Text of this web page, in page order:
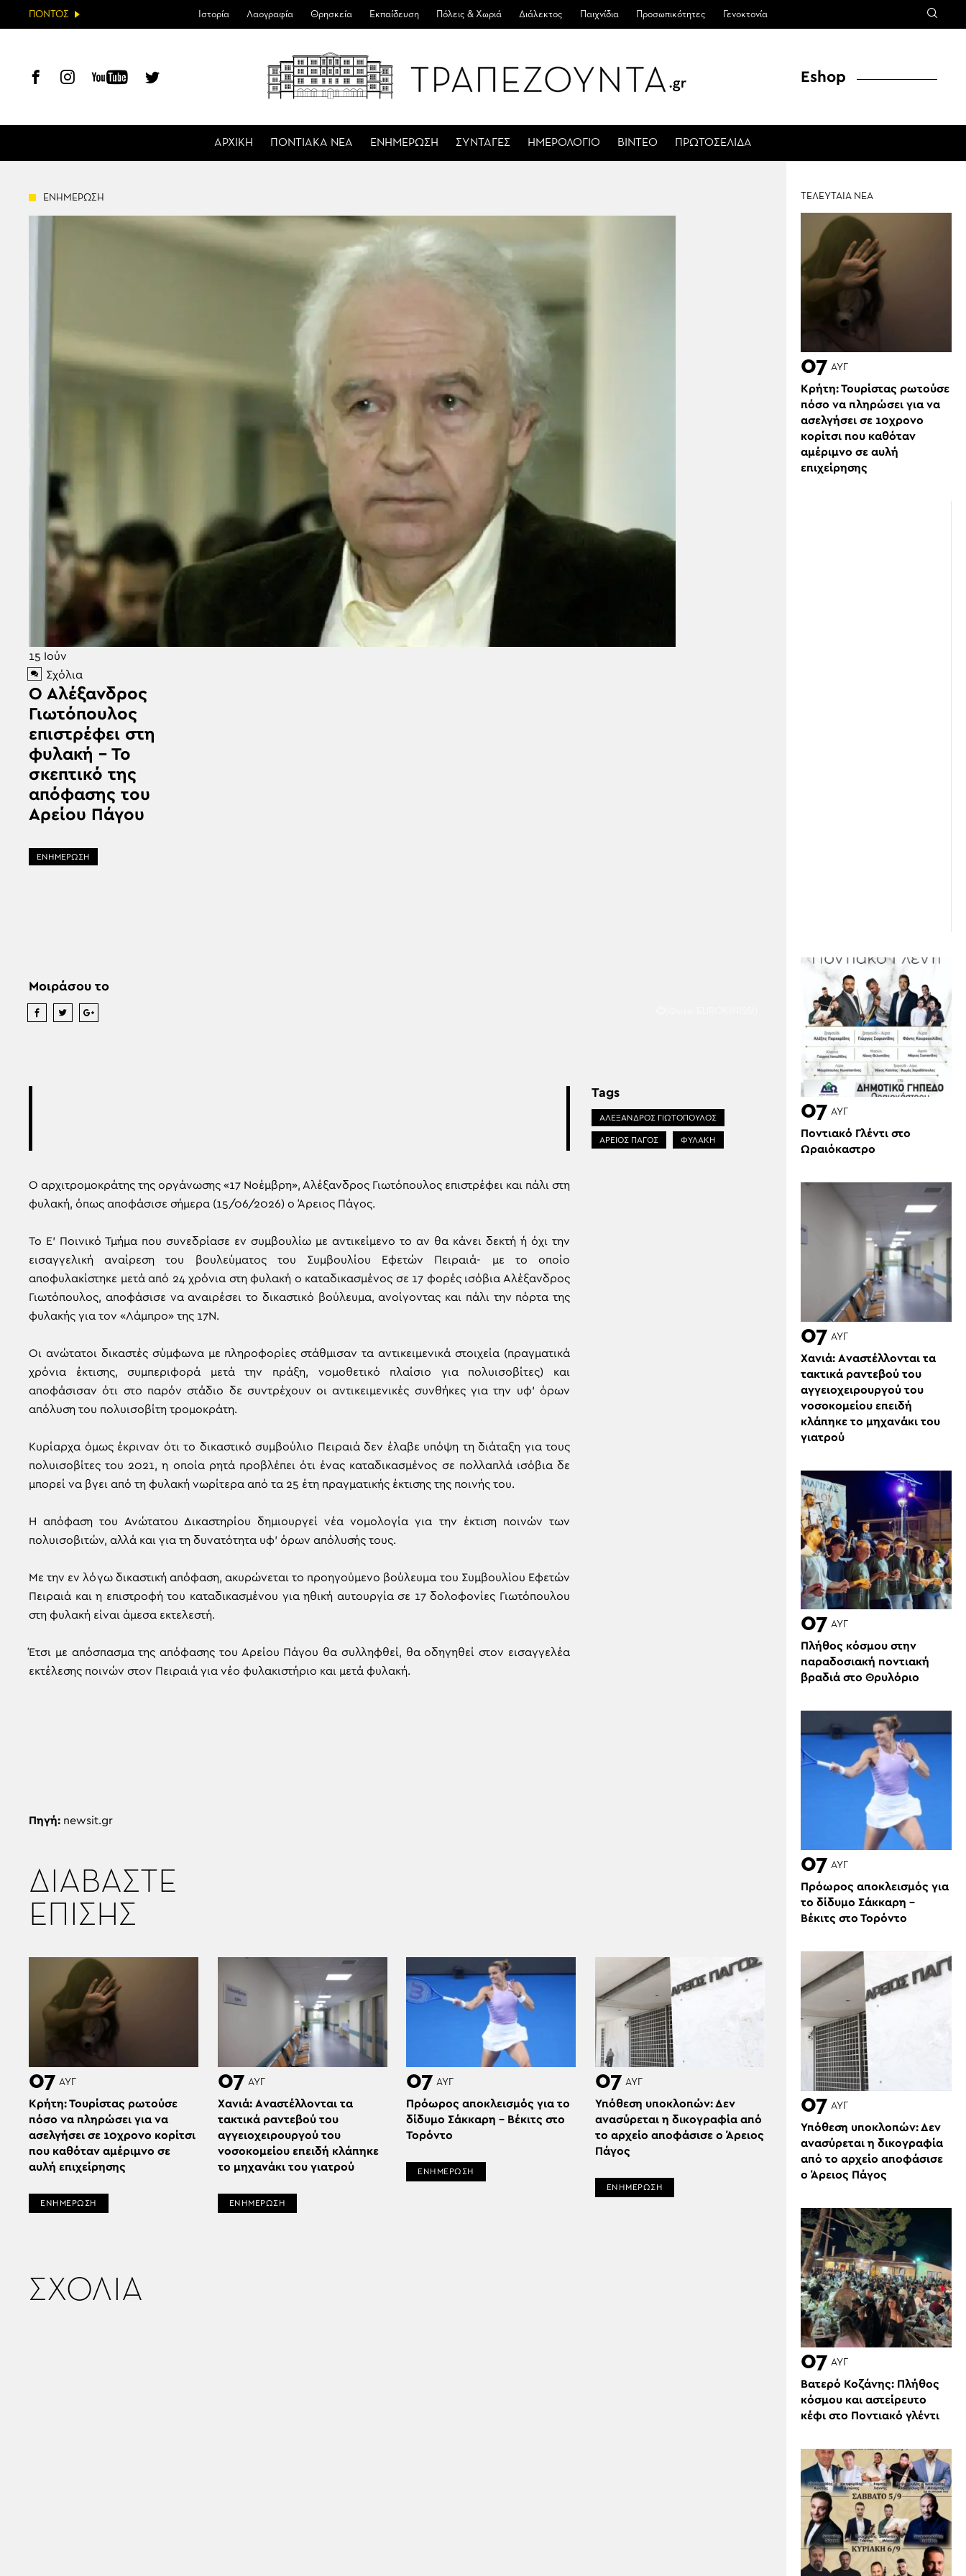
ΠΟΝΤΟΣ Ιστορία Λαογραφία Θρησκεία Εκπαίδευση Πόλεις & Χωριά Διάλεκτος Παιχνίδια Προσωπικότητες Γενοκτονία
ΑΡΧΙΚΗ ΠΟΝΤΙΑΚΑ ΝΕΑ ΕΝΗΜΕΡΩΣΗ ΣΥΝΤΑΓΕΣ ΗΜΕΡΟΛΟΓΙΟ ΒΙΝΤΕΟ ΠΡΩΤΟΣΕΛΙΔΑ
Eshop
ΕΝΗΜΕΡΩΣΗ
15 Ιούν
Σχόλια
Ο Αλέξανδρος
Γιωτόπουλος
επιστρέφει στη
φυλακή – Το
σκεπτικό της
απόφασης του
Αρείου Πάγου
ΕΝΗΜΕΡΩΣΗ
Μοιράσου το
Ο αρχιτρομοκράτης της οργάνωσης «17 Νοέμβρη», Αλέξανδρος Γιωτόπουλος επιστρέφει και πάλι στη
φυλακή, όπως αποφάσισε σήμερα (15/06/2026) ο Άρειος Πάγος.
Το Ε’ Ποινικό Τμήμα που συνεδρίασε εν συμβουλίω με αντικείμενο το αν θα κάνει δεκτή ή όχι την
εισαγγελική αναίρεση του βουλεύματος του Συμβουλίου Εφετών Πειραιά- με το οποίο
αποφυλακίστηκε μετά από 24 χρόνια στη φυλακή ο καταδικασμένος σε 17 φορές ισόβια Αλέξανδρος
Γιωτόπουλος, αποφάσισε να αναιρέσει το δικαστικό βούλευμα, ανοίγοντας και πάλι την πόρτα της
φυλακής για τον «Λάμπρο» της 17Ν.
Οι ανώτατοι δικαστές σύμφωνα με πληροφορίες στάθμισαν τα αντικειμενικά στοιχεία (πραγματικά
χρόνια έκτισης, συμπεριφορά μετά την πράξη, νομοθετικό πλαίσιο για πολυισοβίτες) και
αποφάσισαν ότι στο παρόν στάδιο δε συντρέχουν οι αντικειμενικές συνθήκες για την υφ’ όρων
απόλυση του πολυισοβίτη τρομοκράτη.
Κυρίαρχα όμως έκριναν ότι το δικαστικό συμβούλιο Πειραιά δεν έλαβε υπόψη τη διάταξη για τους
πολυισοβίτες του 2021, η οποία ρητά προβλέπει ότι ένας καταδικασμένος σε πολλαπλά ισόβια δε
μπορεί να βγει από τη φυλακή νωρίτερα από τα 25 έτη πραγματικής έκτισης της ποινής του.
Η απόφαση του Ανώτατου Δικαστηρίου δημιουργεί νέα νομολογία για την έκτιση ποινών των
πολυισοβιτών, αλλά και για τη δυνατότητα υφ’ όρων απόλυσής τους.
Με την εν λόγω δικαστική απόφαση, ακυρώνεται το προηγούμενο βούλευμα του Συμβουλίου Εφετών
Πειραιά και η επιστροφή του καταδικασμένου για ηθική αυτουργία σε 17 δολοφονίες Γιωτόπουλου
στη φυλακή είναι άμεσα εκτελεστή.
Έτσι με απόσπασμα της απόφασης του Αρείου Πάγου θα συλληφθεί, θα οδηγηθεί στον εισαγγελέα
εκτέλεσης ποινών στον Πειραιά για νέο φυλακιστήριο και μετά φυλακή.
Πηγή: newsit.gr
Tags
ΑΛΕΞΑΝΔΡΟΣ ΓΙΩΤΟΠΟΥΛΟΣ
ΑΡΕΙΟΣ ΠΑΓΟΣ ΦΥΛΑΚΗ
ΔΙΑΒΑΣΤΕ
ΕΠΙΣΗΣ
07 ΑΥΓ
Κρήτη: Τουρίστας ρωτούσε
πόσο να πληρώσει για να
ασελγήσει σε 10χρονο κορίτσι
που καθόταν αμέριμνο σε
αυλή επιχείρησης
ΕΝΗΜΕΡΩΣΗ
07 ΑΥΓ
Χανιά: Aναστέλλονται τα
τακτικά ραντεβού του
αγγειοχειρουργού του
νοσοκομείου επειδή κλάπηκε
το μηχανάκι του γιατρού
ΕΝΗΜΕΡΩΣΗ
07 ΑΥΓ
Πρόωρος αποκλεισμός για το
δίδυμο Σάκκαρη – Βέκιτς στο
Τορόντο
ΕΝΗΜΕΡΩΣΗ
07 ΑΥΓ
Υπόθεση υποκλοπών: Δεν
ανασύρεται η δικογραφία από
το αρχείο αποφάσισε ο Άρειος
Πάγος
ΕΝΗΜΕΡΩΣΗ
ΣΧΟΛΙΑ
ΤΕΛΕΥΤΑΙΑ ΝΕΑ
07 ΑΥΓ
Κρήτη: Τουρίστας ρωτούσε
πόσο να πληρώσει για να
ασελγήσει σε 10χρονο
κορίτσι που καθόταν
αμέριμνο σε αυλή
επιχείρησης
07 ΑΥΓ
Ποντιακό Γλέντι στο
Ωραιόκαστρο
07 ΑΥΓ
Χανιά: Aναστέλλονται τα
τακτικά ραντεβού του
αγγειοχειρουργού του
νοσοκομείου επειδή
κλάπηκε το μηχανάκι του
γιατρού
07 ΑΥΓ
Πλήθος κόσμου στην
παραδοσιακή ποντιακή
βραδιά στο Θρυλόριο
07 ΑΥΓ
Πρόωρος αποκλεισμός για
το δίδυμο Σάκκαρη –
Βέκιτς στο Τορόντο
07 ΑΥΓ
Υπόθεση υποκλοπών: Δεν
ανασύρεται η δικογραφία
από το αρχείο αποφάσισε
ο Άρειος Πάγος
07 ΑΥΓ
Βατερό Κοζάνης: Πλήθος
κόσμου και αστείρευτο
κέφι στο Ποντιακό γλέντι